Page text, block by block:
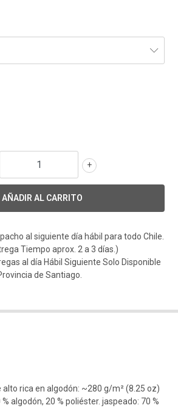
+
al siguiente día hábil para todo Chile.
Tiempo aprox. 2 a 3 días.)
al día Hábil Siguiente Solo Disponible
de Santiago.
alto rica en algodón: ~280 g/m² (8.25 oz)
algodón, 20 % poliéster. jaspeado: 70 %